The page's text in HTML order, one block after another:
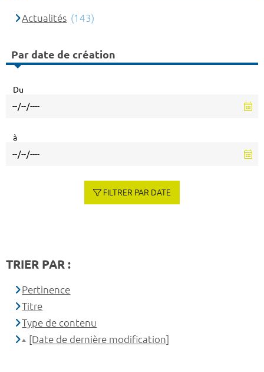
Actualités (143)
Par date de création
Du
à
FILTRER PAR DATE
TRIER PAR :
Pertinence
Titre
Type de contenu
[Date de dernière modification]